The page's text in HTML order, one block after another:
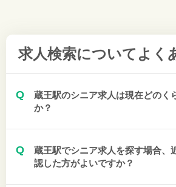
求人検索について よく
Q
蔵王駅のシニア求人は現在どのく
か？
Q
蔵王駅でシニア求人を探す場合、
認した方がよいですか？